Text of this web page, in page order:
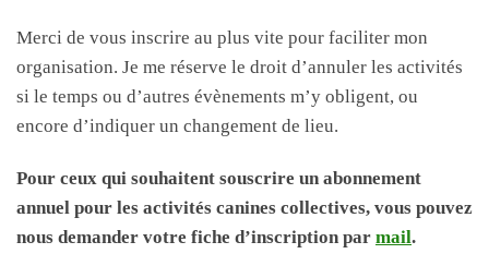
Merci de vous inscrire au plus vite pour faciliter mon
organisation. Je me réserve le droit d’annuler les activités
si le temps ou d’autres évènements m’y obligent, ou
encore d’indiquer un changement de lieu.
Pour ceux qui souhaitent souscrire un abonnement
annuel pour les activités canines collectives, vous pouvez
nous demander votre fiche d’inscription par mail.